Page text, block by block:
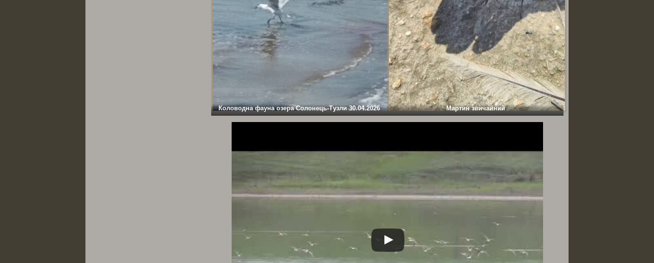
Коловодна фауна озера Солонець-Тузли 30.04.2026 Мартин звичайний